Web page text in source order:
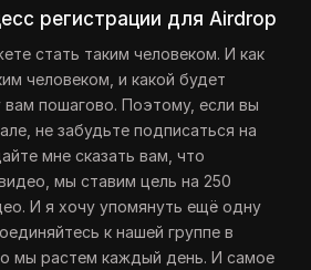
регистрации для Airdrop
стать таким человеком. И как
человеком, и какой будет
вам пошагово. Поэтому, если вы
не забудьте подписаться на
мне сказать вам, что
мы ставим цель на 250
И я хочу упомянуть ещё одну
к нашей группе в
мы растем каждый день. И самое